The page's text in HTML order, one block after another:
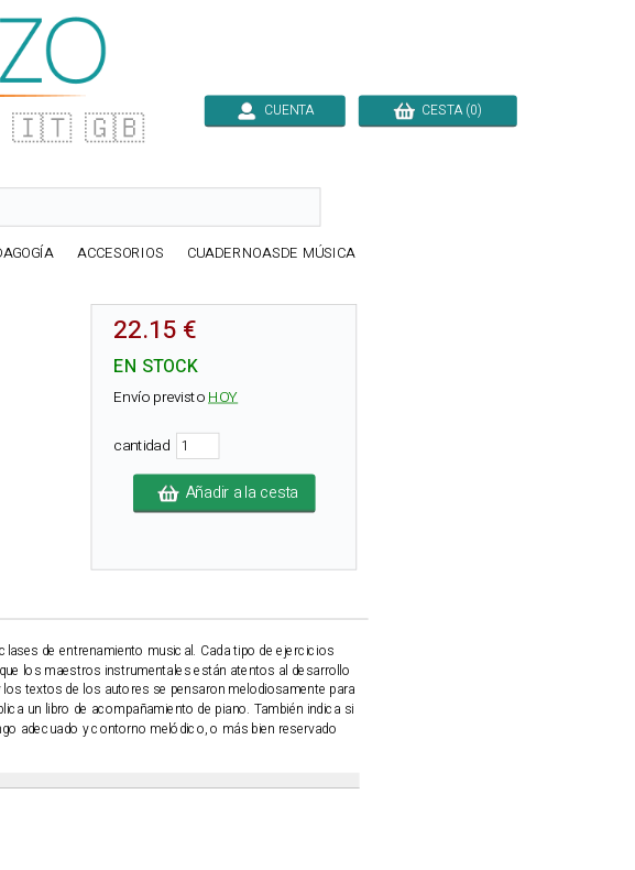
🇮🇹 🇬🇧 CUENTA CESTA (0)
ACCESORIOS CUADERNOASDE MÚSICA
22.15 €
EN STOCK
Envío previstoHOY
cantidad
Añadir a la cesta
de entrenamiento musical. Cada tipo de ejercicios
los maestros instrumentales están atentos al desarrollo
textos de los autores se pensaron melodiosamente para
un libro de acompañamiento de piano. También indica si
adecuado y contorno melódico, o más bien reservado